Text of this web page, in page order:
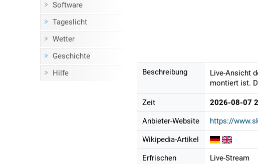
Software
Tageslicht
Wetter
Geschichte
Hilfe
Beschreibung
Live-Ansicht
montiert ist.
Zeit 2026-08-07
Anbieter-Website https://
Wikipedia-Artikel
Erfrischen Live-Stream